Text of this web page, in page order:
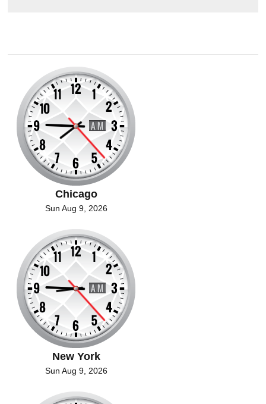
Chicago
Sun Aug 9, 2026
New York
Sun Aug 9, 2026